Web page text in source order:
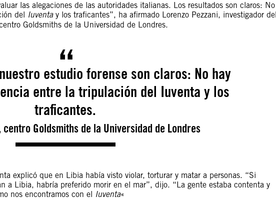
las alegaciones de las autoridades italianas. Los resultados son claros: No
del Iuventay los traficantes”, ha afirmado Lorenzo Pezzani, investigador del
Goldsmiths de la Universidad de Londres.
estudio forense son claros: No hay
entre la tripulación del Iuventa y los
traficantes.
centro Goldsmiths de la Universidad de Londres
explicó que en Libia había visto violar, torturar y matar a personas. “Si
a Libia, habría preferido morir en el mar”, dijo. “La gente estaba contenta y
nos encontramos con el Iuventa«